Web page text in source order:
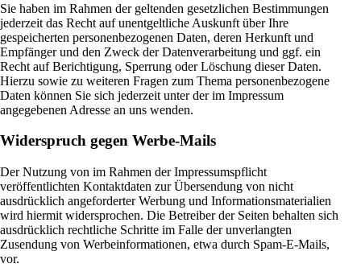
Sie haben im Rahmen der geltenden gesetzlichen Bestimmungen
jederzeit das Recht auf unentgeltliche Auskunft über Ihre
gespeicherten personenbezogenen Daten, deren Herkunft und
Empfänger und den Zweck der Datenverarbeitung und ggf. ein
Recht auf Berichtigung, Sperrung oder Löschung dieser Daten.
Hierzu sowie zu weiteren Fragen zum Thema personenbezogene
Daten können Sie sich jederzeit unter der im Impressum
angegebenen Adresse an uns wenden.
Widerspruch gegen Werbe-Mails
Der Nutzung von im Rahmen der Impressumspflicht
veröffentlichten Kontaktdaten zur Übersendung von nicht
ausdrücklich angeforderter Werbung und Informationsmaterialien
wird hiermit widersprochen. Die Betreiber der Seiten behalten sich
ausdrücklich rechtliche Schritte im Falle der unverlangten
Zusendung von Werbeinformationen, etwa durch Spam-E-Mails,
vor.